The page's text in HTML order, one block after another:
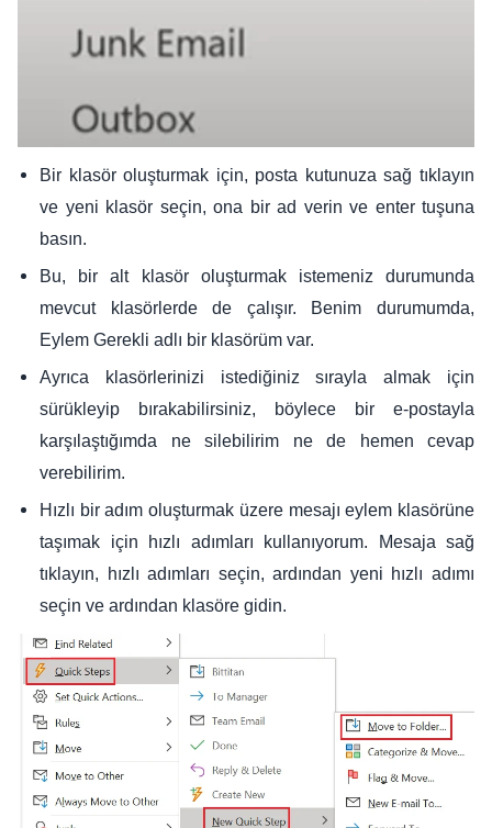
Bir klasör oluşturmak için, posta kutunuza sağ tıklayın
ve yeni klasör seçin, ona bir ad verin ve enter tuşuna
basın.
Bu, bir alt klasör oluşturmak istemeniz durumunda
mevcut klasörlerde de çalışır. Benim durumumda,
Eylem Gerekli adlı bir klasörüm var.
Ayrıca klasörlerinizi istediğiniz sırayla almak için
sürükleyip bırakabilirsiniz, böylece bir e-postayla
karşılaştığımda ne silebilirim ne de hemen cevap
verebilirim.
Hızlı bir adım oluşturmak üzere mesajı eylem klasörüne
taşımak için hızlı adımları kullanıyorum. Mesaja sağ
tıklayın, hızlı adımları seçin, ardından yeni hızlı adımı
seçin ve ardından klasöre gidin.